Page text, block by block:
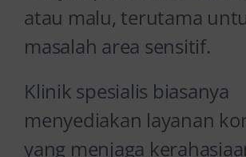
atau malu, terutama
masalah area sensitif.
Klinik spesialis biasanya
menyediakan layanan
yang menjaga